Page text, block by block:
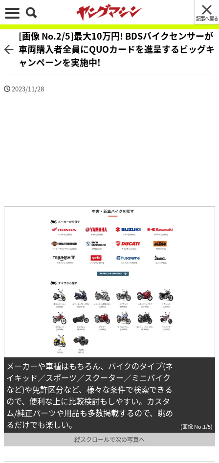
記事へ戻る
[画像 No.2/5]最大10万円! BDSバイクセンサーが
車両購入者全員にQUOカードを進呈するビッグキ
ャンペーンを実施中!
2023/11/28
メーカーや車種はもちろん、バイクのタイプ(ネ
イキッド／スポーツ／スクーター／ミニバイク
など)や免許区分など、様々な条件で検索できる
ので、便利な上に比較検討もしやすい。カスタ
ム/純正パーツや用品も多数掲載するので、眺め
るだけでも楽しい。
(画像 No.1/5)
縦スクロールで次の写真へ